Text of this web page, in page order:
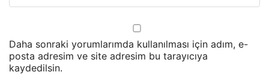
Daha sonraki yorumlarımda kullanılması için adım, e-
posta adresim ve site adresim bu tarayıcıya
kaydedilsin.